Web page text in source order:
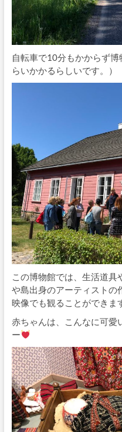
自転車で10分もかからず
らいかかるらしいです。）
この博物館では、生活道
や島出身のアーティストの
映像でも観ることができま
赤ちゃんは、こんなに可愛
ー